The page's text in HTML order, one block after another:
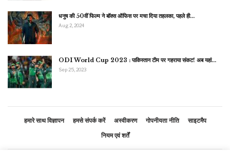
धनुष की 50वीं फिल्म ने बॉक्स ऑफिस पर मचा दिया तहलका, पहले ही…
Aug 2, 2024
ODI World Cup 2023 : पाकिस्तान टीम पर गहराया संकट! अब यहां…
Sep 25, 2023
हमारे साथ विज्ञापन हमसे संपर्क करें अस्वीकरण गोपनीयता नीति
साइटमैप
नियम एवं शर्तें